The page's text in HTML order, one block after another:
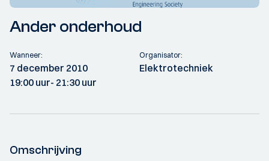
Ander onderhoud
Wanneer:
7 december 2010
19:00 uur- 21:30 uur
Organisator:
Elektrotechniek
Omschrijving